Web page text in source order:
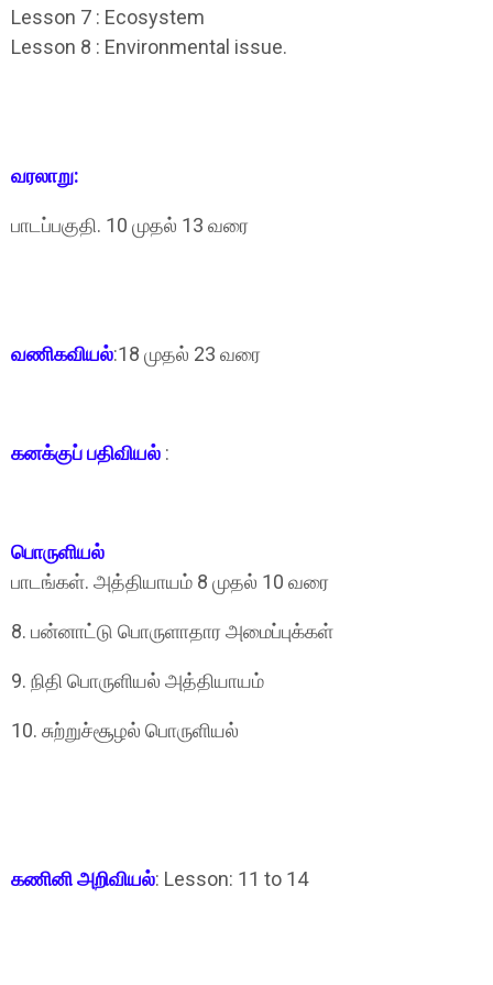
Lesson 7 : Ecosystem
Lesson 8 : Environmental issue.
வரலாறு:
பாடப்பகுதி. 10 முதல்‌ 13 வரை
வணிகவியல்‌:18 முதல்‌ 23 வரை
கனக்குப் பதிவியல் :
பொருளியல்‌
பாடங்கள்‌. அத்தியாயம்‌ 8 முதல்‌ 10 வரை
8. பன்னாட்டு பொருளாதார அமைப்புக்கள்‌
9. நிதி பொருளியல்‌ அத்தியாயம்‌
10. சுற்றுச்சூழல்‌ பொருளியல்‌
கணினி அறிவியல்‌: Lesson: 11 to 14